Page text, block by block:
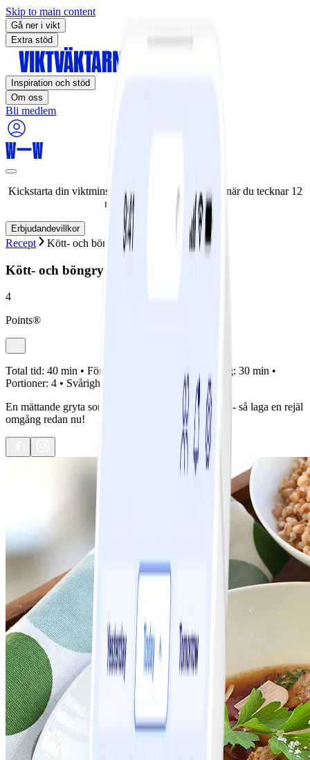
Skip to main content
Gå ner i vikt
Extra stöd
Inspiration och stöd
Om oss
Bli medlem
Kickstarta din viktminskningsresa nu! Spara 50% när du tecknar 12
månaders medlemskap.
Erbjudandevillkor
Recept Kött- och böngryta
Kött- och böngryta
4
Points®
Total tid: 40 min • Förberedelse: 10 min • Tillagning: 30 min •
Portioner: 4 • Svårighetsgrad:
En mättande gryta som fungerar utmärkt att frysa in - så laga en rejäl
omgång redan nu!